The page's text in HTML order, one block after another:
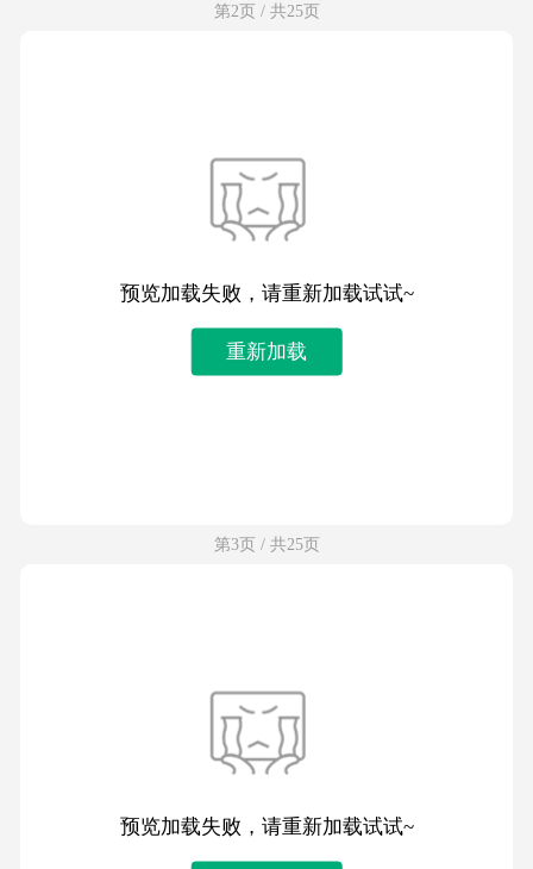
第2页 / 共25页
预览加载失败，请重新加载试试~
重新加载
第3页 / 共25页
预览加载失败，请重新加载试试~